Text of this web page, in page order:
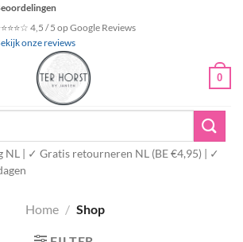
4,5 / 5 op Google Reviews
onze reviews
0
NL | ✓ Gratis retourneren NL (BE €4,95) | ✓
Home / Shop